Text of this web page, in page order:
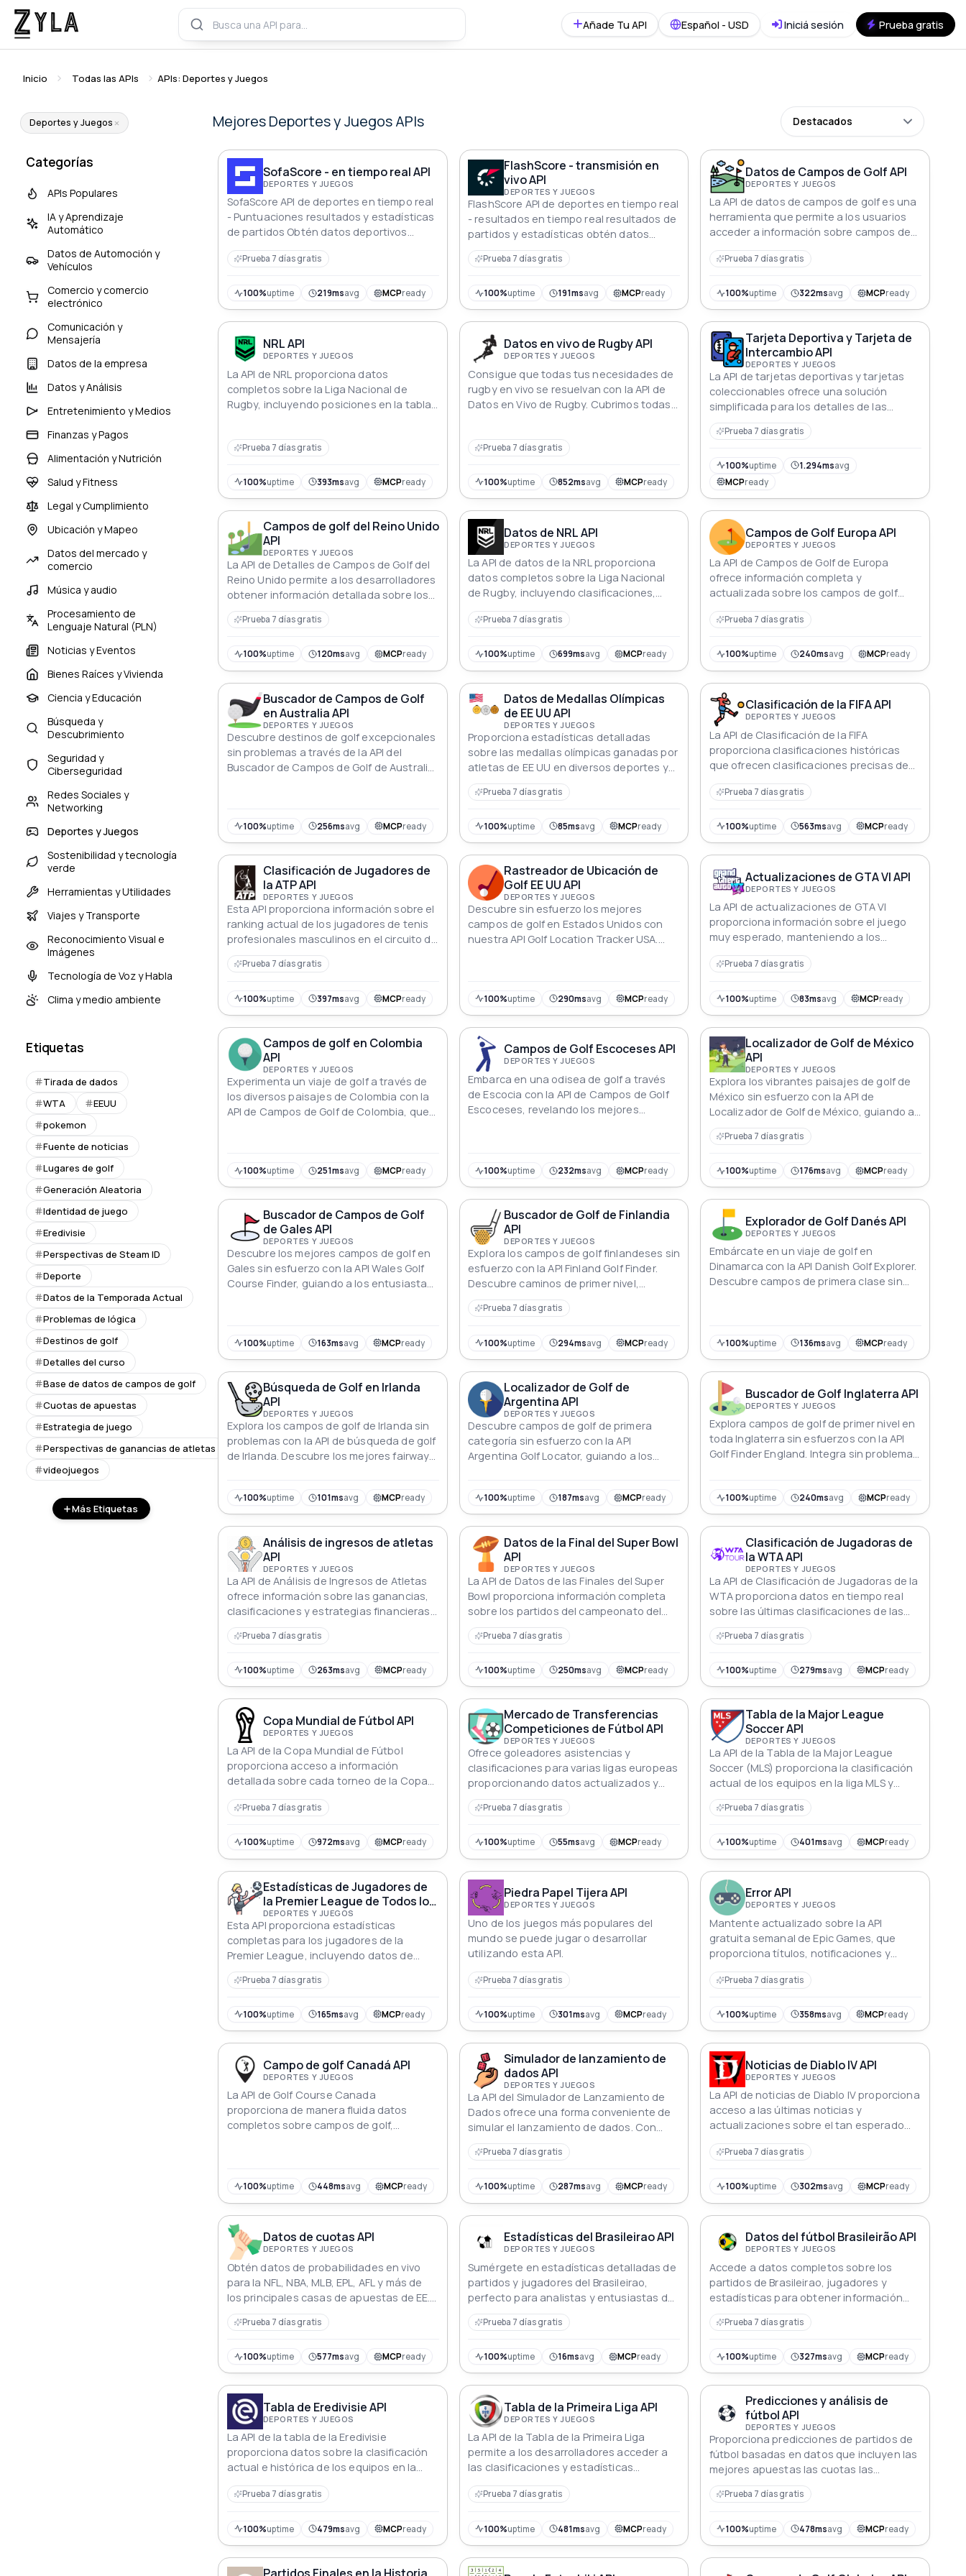
Añade Tu API Español - USD Iniciá sesión Prueba gratis
Inicio Todas las APIs APIs: Deportes y Juegos
Deportes y Juegos
Categorías
APIs Populares
IA y Aprendizaje
Automático
Datos de Automoción y
Vehículos
Comercio y comercio
electrónico
Comunicación y
Mensajería
Datos de la empresa
Datos y Análisis
Entretenimiento y Medios
Finanzas y Pagos
Alimentación y Nutrición
Salud y Fitness
Legal y Cumplimiento
Ubicación y Mapeo
Datos del mercado y
comercio
Música y audio
Procesamiento de
Lenguaje Natural (PLN)
Noticias y Eventos
Bienes Raíces y Vivienda
Ciencia y Educación
Búsqueda y
Descubrimiento
Seguridad y
Ciberseguridad
Redes Sociales y
Networking
Deportes y Juegos
Sostenibilidad y tecnología
verde
Herramientas y Utilidades
Viajes y Transporte
Reconocimiento Visual e
Imágenes
Tecnología de Voz y Habla
Clima y medio ambiente
Etiquetas
Tirada de dados
WTA
EEUU
pokemon
Fuente de noticias
Lugares de golf
Generación Aleatoria
Identidad de juego
Eredivisie
Perspectivas de Steam ID
Deporte
Datos de la Temporada Actual
Problemas de lógica
Destinos de golf
Detalles del curso
Base de datos de campos de golf
Cuotas de apuestas
Estrategia de juego
Perspectivas de ganancias de atletas
videojuegos
Más Etiquetas
Mejores Deportes y Juegos APIs Destacados
SofaScore - en tiempo real API
DEPORTES Y JUEGOS
SofaScore API de deportes en tiempo real
- Puntuaciones resultados y estadísticas
de partidos Obtén datos deportivos
detallados de SofaScore incluyendo
puntuaciones en tiempo real de fútbol
Prueba 7 días gratis
100%uptime 219msavg MCPready
FlashScore - transmisión en
vivo API
DEPORTES Y JUEGOS
FlashScore API de deportes en tiempo real
- resultados en tiempo real resultados de
partidos y estadísticas obtén datos
deportivos detallados que incluyen
puntuaciones en vivo calendarios
baloncesto tenis de FlashScore
Prueba 7 días gratis
100%uptime 191msavg MCPready
Datos de Campos de Golf API
DEPORTES Y JUEGOS
La API de datos de campos de golf es una
herramienta que permite a los usuarios
acceder a información sobre campos de
golf.
Prueba 7 días gratis
100%uptime 322msavg MCPready
NRL API
DEPORTES Y JUEGOS
La API de NRL proporciona datos
completos sobre la Liga Nacional de
Rugby, incluyendo posiciones en la tabla,
Ideal para desarrolladores, analistas
datos históricos y actualizados de la NRL.
Prueba 7 días gratis
100%uptime 393msavg MCPready
Datos en vivo de Rugby API
DEPORTES Y JUEGOS
Consigue que todas tus necesidades de
rugby en vivo se resuelvan con la API de
Datos en Vivo de Rugby. Cubrimos todas
Prueba 7 días gratis
100%uptime 852msavg MCPready
Tarjeta Deportiva y Tarjeta de
Intercambio API
DEPORTES Y JUEGOS
La API de tarjetas deportivas y tarjetas
coleccionables ofrece una solución
simplificada para los detalles de las
cartas y los datos de precios de Pokémon,
Marvel, tarjetas deportivas y más,
extensa.
Prueba 7 días gratis
100%uptime 1.294msavg
MCPready
Campos de golf del Reino Unido
API
DEPORTES Y JUEGOS
La API de Detalles de Campos de Golf del
Reino Unido permite a los desarrolladores
obtener información detallada sobre los
campos de golf en el Reino Unido basada
en el Código Postal y el Nombre del
detalles de los campos de golf, la API
también recupera información relevante
de lugares de Google, lo que la convierte
en una herramienta integral para acceder
a información específica sobre los
campos de golf del Reino Unido.
Prueba 7 días gratis
100%uptime 120msavg MCPready
Datos de NRL API
DEPORTES Y JUEGOS
La API de datos de la NRL proporciona
datos completos sobre la Liga Nacional
de Rugby, incluyendo clasificaciones,
partidos y detalles de los encuentros de
la temporada actual desde 2002. Ideal
deportivos y entusiastas que buscan
datos históricos y actualizados de la NRL.
Prueba 7 días gratis
100%uptime 699msavg MCPready
Campos de Golf Europa API
DEPORTES Y JUEGOS
La API de Campos de Golf de Europa
ofrece información completa y
actualizada sobre los campos de golf
europeos, ayudando tanto a
desarrolladores como a entusiastas.
Prueba 7 días gratis
100%uptime 240msavg MCPready
Buscador de Campos de Golf
en Australia API
DEPORTES Y JUEGOS
Descubre destinos de golf excepcionales
sin problemas a través de la API del
Buscador de Campos de Golf de Australia,
100%uptime 256msavg MCPready
Datos de Medallas Olímpicas
de EE UU API
DEPORTES Y JUEGOS
Proporciona estadísticas detalladas
sobre las medallas olímpicas ganadas por
atletas de EE UU en diversos deportes y
disciplinas
Prueba 7 días gratis
100%uptime 85msavg MCPready
Clasificación de la FIFA API
DEPORTES Y JUEGOS
La API de Clasificación de la FIFA
proporciona clasificaciones históricas
que ofrecen clasificaciones precisas de
perspectivas sobre las tendencias de
Prueba 7 días gratis
100%uptime 563msavg MCPready
Clasificación de Jugadores de
la ATP API
DEPORTES Y JUEGOS
Esta API proporciona información sobre el
ranking actual de los jugadores de tenis
profesionales masculinos en el circuito de
la Asociación de Tenistas Profesionales
(ATP).Prueba 7 días gratis
100%uptime 397msavg MCPready
Rastreador de Ubicación de
Golf EE UU API
DEPORTES Y JUEGOS
Descubre sin esfuerzo los mejores
campos de golf en Estados Unidos con
nuestra API Golf Location Tracker USA.
100%uptime 290msavg MCPready
Actualizaciones de GTA VI API
DEPORTES Y JUEGOS
La API de actualizaciones de GTA VI
proporciona información sobre el juego
muy esperado, manteniendo a los
usuarios comprometidos.
Prueba 7 días gratis
100%uptime 83msavg MCPready
Campos de golf en Colombia
API
DEPORTES Y JUEGOS
Experimenta un viaje de golf a través de
los diversos paisajes de Colombia con la
API de Campos de Golf de Colombia, que
100%uptime 251msavg MCPready
Campos de Golf Escoceses API
DEPORTES Y JUEGOS
Embarca en una odisea de golf a través
de Escocia con la API de Campos de Golf
Escoceses, revelando los mejores
100%uptime 232msavg MCPready
Localizador de Golf de México
API
DEPORTES Y JUEGOS
Explora los vibrantes paisajes de golf de
México sin esfuerzo con la API de
Localizador de Golf de México, guiando a
los entusiastas a los campos de primer
nivel con precisión y detalles completos.
Prueba 7 días gratis
100%uptime 176msavg MCPready
Buscador de Campos de Golf
de Gales API
DEPORTES Y JUEGOS
Descubre los mejores campos de golf en
Gales sin esfuerzo con la API Wales Golf
Course Finder, guiando a los entusiastas
100%uptime 163msavg MCPready
Buscador de Golf de Finlandia
API
DEPORTES Y JUEGOS
Explora los campos de golf finlandeses sin
esfuerzo con la API Finland Golf Finder.
Descubre caminos de primer nivel,
información detallada y eleva tu
experiencia de golf sin complicaciones.
Prueba 7 días gratis
100%uptime 294msavg MCPready
Explorador de Golf Danés API
DEPORTES Y JUEGOS
Embárcate en un viaje de golf en
Dinamarca con la API Danish Golf Explorer.
Descubre campos de primera clase sin
100%uptime 136msavg MCPready
Búsqueda de Golf en Irlanda
API
DEPORTES Y JUEGOS
Explora los campos de golf de Irlanda sin
problemas con la API de búsqueda de golf
de Irlanda. Descubre los mejores fairways,
100%uptime 101msavg MCPready
Localizador de Golf de
Argentina API
DEPORTES Y JUEGOS
Descubre campos de golf de primera
categoría sin esfuerzo con la API
Argentina Golf Locator, guiando a los
detallada.
100%uptime 187msavg MCPready
Buscador de Golf Inglaterra API
DEPORTES Y JUEGOS
Explora campos de golf de primer nivel en
toda Inglaterra sin esfuerzos con la API
Golf Finder England. Integra sin problemas
100%uptime 240msavg MCPready
Análisis de ingresos de atletas
API
DEPORTES Y JUEGOS
La API de Análisis de Ingresos de Atletas
ofrece información sobre las ganancias,
clasificaciones y estrategias financieras
de los atletas a lo largo de tres décadas.
Prueba 7 días gratis
100%uptime 263msavg MCPready
Datos de la Final del Super Bowl
API
DEPORTES Y JUEGOS
La API de Datos de las Finales del Super
Bowl proporciona información completa
sobre los partidos del campeonato del
Super Bowl, incluidos los equipos
ganadores y perdedores, los lugares, los
que abarcan desde 1967 hasta 2023,
esta API es un recurso valioso tanto para
los aficionados al deporte como para los
investigadores.
Prueba 7 días gratis
100%uptime 250msavg MCPready
Clasificación de Jugadoras de
la WTA API
DEPORTES Y JUEGOS
La API de Clasificación de Jugadoras de la
WTA proporciona datos en tiempo real
sobre las últimas clasificaciones de las
jugadoras de tenis de todo el mundo.
Incluye detalles de los jugadores como
Prueba 7 días gratis
100%uptime 279msavg MCPready
Copa Mundial de Fútbol API
DEPORTES Y JUEGOS
La API de la Copa Mundial de Fútbol
proporciona acceso a información
detallada sobre cada torneo de la Copa
Mundial, comenzando desde el primero
en 1930.
Prueba 7 días gratis
100%uptime 972msavg MCPready
Mercado de Transferencias
Competiciones de Fútbol API
DEPORTES Y JUEGOS
Ofrece goleadores asistencias y
clasificaciones para varias ligas europeas
proporcionando datos actualizados y
consistentes que están listos para ser
integrados en cualquier aplicación
Prueba 7 días gratis
100%uptime 55msavg MCPready
Tabla de la Major League
Soccer API
DEPORTES Y JUEGOS
La API de la Tabla de la Major League
Soccer (MLS) proporciona la clasificación
actual de los equipos en la liga MLS y
clasificaciones históricas con información
detallada.
Prueba 7 días gratis
100%uptime 401msavg MCPready
Estadísticas de Jugadores de
la Premier League de Todos los
Tiempos API
DEPORTES Y JUEGOS
Esta API proporciona estadísticas
completas para los jugadores de la
Premier League, incluyendo datos de
rendimiento históricos.
Prueba 7 días gratis
100%uptime 165msavg MCPready
Piedra Papel Tijera API
DEPORTES Y JUEGOS
Uno de los juegos más populares del
mundo se puede jugar o desarrollar
utilizando esta API.
Prueba 7 días gratis
100%uptime 301msavg MCPready
Error API
DEPORTES Y JUEGOS
Mantente actualizado sobre la API
gratuita semanal de Epic Games, que
proporciona títulos, notificaciones y
experiencia de juego.
Prueba 7 días gratis
100%uptime 358msavg MCPready
Campo de golf Canadá API
DEPORTES Y JUEGOS
La API de Golf Course Canada
proporciona de manera fluida datos
completos sobre campos de golf,
100%uptime 448msavg MCPready
Simulador de lanzamiento de
dados API
DEPORTES Y JUEGOS
La API del Simulador de Lanzamiento de
Dados ofrece una forma conveniente de
simular el lanzamiento de dados. Con
parámetros personalizables, incluyendo
el número de dados, lados y tiradas, los
de dados aleatorios para diversas
aplicaciones como juegos, simulaciones o
análisis estadístico.
Prueba 7 días gratis
100%uptime 287msavg MCPready
Noticias de Diablo IV API
DEPORTES Y JUEGOS
La API de noticias de Diablo IV proporciona
acceso a las últimas noticias y
actualizaciones sobre el tan esperado
juego, Diablo IV. Mantente informado
sobre nuevas características, mecánicas
través de esta API, asegurando que
nunca te pierdas ningún anuncio o
desarrollo importante en el mundo de
Diablo IV.
Prueba 7 días gratis
100%uptime 302msavg MCPready
Datos de cuotas API
DEPORTES Y JUEGOS
Obtén datos de probabilidades en vivo
para la NFL, NBA, MLB, EPL, AFL y más de
los principales casas de apuestas de EE.
UU., Reino Unido, UE y Australia.
Actualizaciones frecuentes.
Prueba 7 días gratis
100%uptime 577msavg MCPready
Estadísticas del Brasileirao API
DEPORTES Y JUEGOS
Sumérgete en estadísticas detalladas de
partidos y jugadores del Brasileirao,
perfecto para analistas y entusiastas del
fútbol.
Prueba 7 días gratis
100%uptime 16msavg MCPready
Datos del fútbol Brasileirão API
DEPORTES Y JUEGOS
Accede a datos completos sobre los
partidos de Brasileirao, jugadores y
estadísticas para obtener información
sobre la acción del fútbol.
Prueba 7 días gratis
100%uptime 327msavg MCPready
Tabla de Eredivisie API
DEPORTES Y JUEGOS
La API de la tabla de la Eredivisie
proporciona datos sobre la clasificación
actual e histórica de los equipos en la
principal liga de fútbol profesional en los
Países Bajos, incluyendo información
puntos y otras estadísticas.
Prueba 7 días gratis
100%uptime 479msavg MCPready
Tabla de la Primeira Liga API
DEPORTES Y JUEGOS
La API de la Tabla de la Primeira Liga
permite a los desarrolladores acceder a
las clasificaciones y estadísticas
actuales e históricas de la Primeira Liga,
que es la principal liga de fútbol
Prueba 7 días gratis
100%uptime 481msavg MCPready
Predicciones y análisis de
fútbol API
DEPORTES Y JUEGOS
Proporciona predicciones de partidos de
fútbol basadas en datos que incluyen las
mejores apuestas las cuotas las
previsiones de resultados los índices de
confianza los mercados de apuestas y
próximos partidos
Prueba 7 días gratis
100%uptime 478msavg MCPready